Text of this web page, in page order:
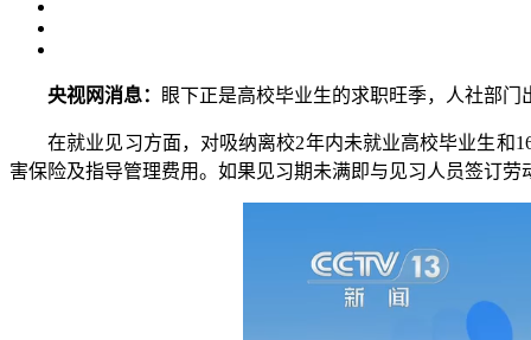
央视网消息： 眼下正是高校毕业生的求职旺季，人社部
在就业见习方面，对吸纳离校2年内未就业高校毕业生和
害保险及指导管理费用。如果见习期未满即与见习人员签订